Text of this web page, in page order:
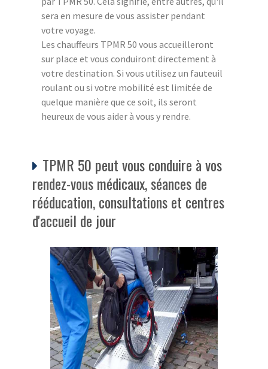
sera en mesure de vous assister pendant
votre voyage.
Les chauffeurs TPMR 50 vous accueilleront
sur place et vous conduiront directement à
votre destination. Si vous utilisez un fauteuil
roulant ou si votre mobilité est limitée de
quelque manière que ce soit, ils seront
heureux de vous aider à vous y rendre.
TPMR 50 peut vous conduire à vos
rendez-vous médicaux, séances de
rééducation, consultations et centres
d'accueil de jour